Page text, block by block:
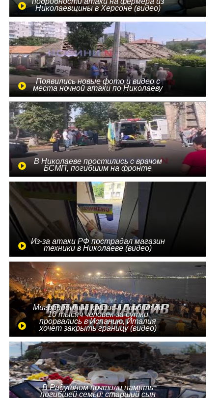
Николаевщины в Херсоне (видео)
Появились новые фото и видео с
места ночной атаки по Николаеву
В Николаеве простились с врачом
БСМП, погибшим на фронте
Из-за атаки РФ пострадал магазин
техники в Николаеве (видео)
Миграционный кризис в Европе: до
10 тысяч человек за сутки
прорвались в Испанию, Италия
хочет закрыть границу (видео)
В Радушном почтили память
погибшей семьи: старший сын